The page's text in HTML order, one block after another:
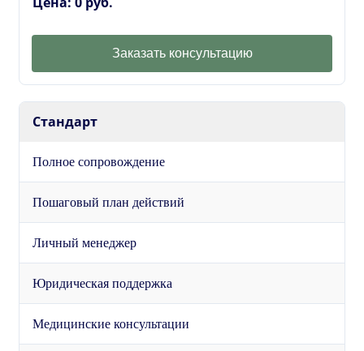
Заказать консультацию
Стандарт
Полное сопровождение
Пошаговый план действий
Личный менеджер
Юридическая поддержка
Медицинские консультации